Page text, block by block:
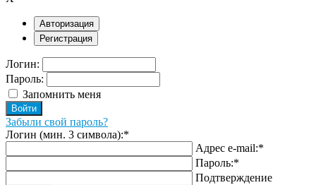
Авторизация
Регистрация
Логин:
Пароль:
Запомнить меня
Забыли свой пароль?
Логин (мин. 3 символа):*
Адрес e-mail:*
Пароль:*
Подтверждение